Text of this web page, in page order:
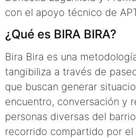
con el apoyo técnico de
¿Qué es BIRA BIRA?
Bira Bira es una
tangibiliza a través de
que buscan generar
encuentro, conversación y
personas diversas del
recorrido compartido por el